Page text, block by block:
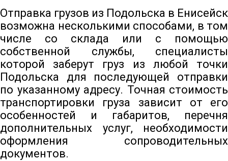
Отправка грузов из Подольска в Енисейск
возможна несколькими способами, в том
числе со склада или с помощью
собственной службы, специалисты
которой заберут груз из любой точки
Подольска для последующей отправки
по указанному адресу. Точная стоимость
транспортировки груза зависит от его
особенностей и габаритов, перечня
дополнительных услуг, необходимости
оформления сопроводительных
документов.